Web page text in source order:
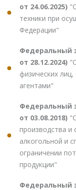
от 24.06.2025)
техники при
Федерации"
Федеральный
от 28.12.2024)
физических
агентами"
Федеральный
от 03.08.2018)
производства и
алкогольной и
ограничении
продукции"
Федеральный